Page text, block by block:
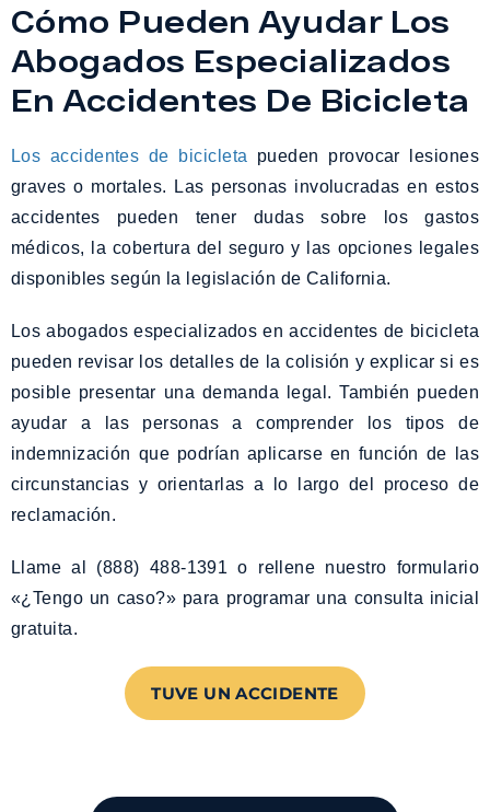
Cómo Pueden Ayudar Los
Abogados Especializados
En Accidentes De Bicicleta
Los accidentes de bicicleta pueden provocar lesiones
graves o mortales. Las personas involucradas en estos
accidentes pueden tener dudas sobre los gastos
médicos, la cobertura del seguro y las opciones legales
disponibles según la legislación de California.
Los abogados especializados en accidentes de bicicleta
pueden revisar los detalles de la colisión y explicar si es
posible presentar una demanda legal. También pueden
ayudar a las personas a comprender los tipos de
indemnización que podrían aplicarse en función de las
circunstancias y orientarlas a lo largo del proceso de
reclamación.
Llame al (888) 488-1391 o rellene nuestro formulario
«¿Tengo un caso?» para programar una consulta inicial
gratuita.
TUVE UN ACCIDENTE